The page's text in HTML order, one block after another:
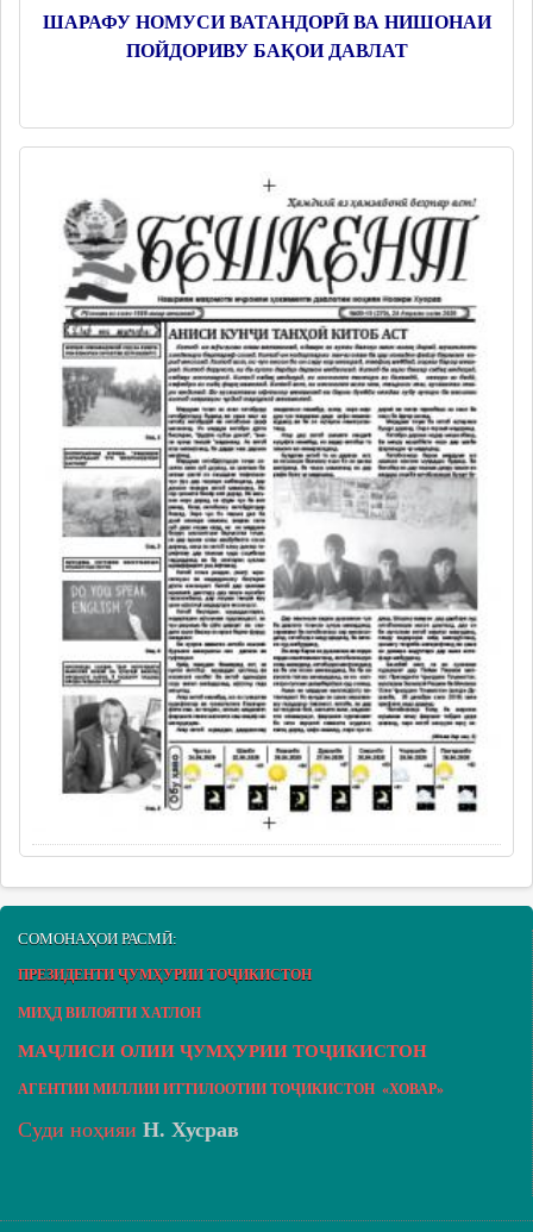
ШАРАФУ НОМУСИ ВАТАНДОРӢ ВА НИШОНАИ
ПОЙДОРИВУ БАҚОИ ДАВЛАТ
СОМОНАҲОИ РАСМӢ:
ПРЕЗИДЕНТИ ҶУМҲУРИИ ТОҶИКИСТОН
МИҲД ВИЛОЯТИ ХАТЛОН
МАҶЛИСИ ОЛИИ ҶУМҲУРИИ ТОҶИКИСТОН
АГЕНТИИ МИЛЛИИ ИТТИЛООТИИ ТОҶИКИСТОН «ХОВАР»
Суди ноҳияи Н. Хусрав